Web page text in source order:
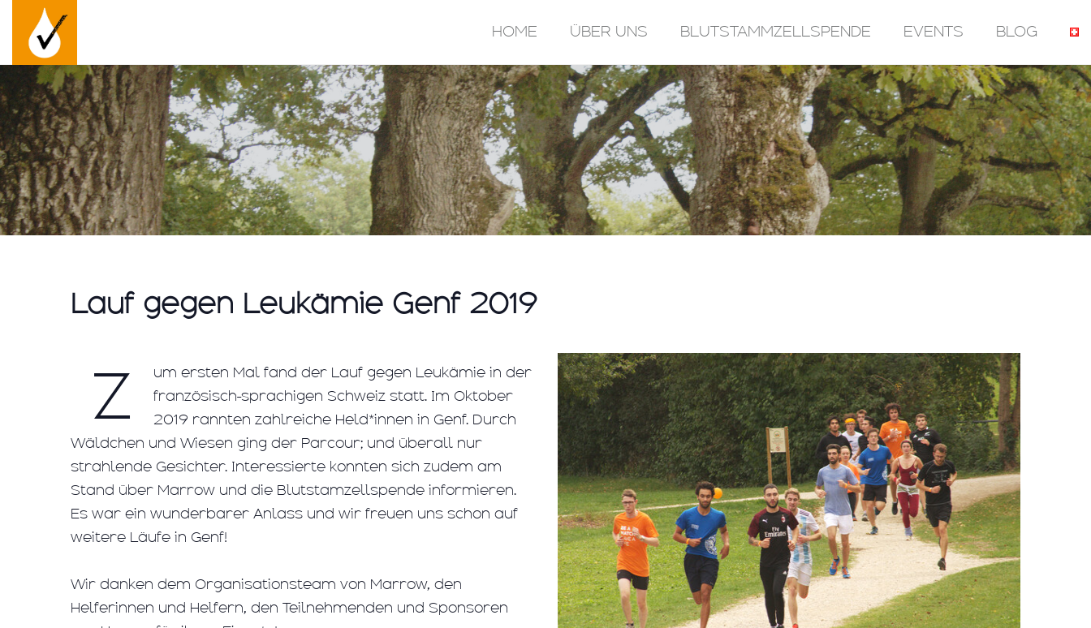
HOME ÜBER UNS BLUTSTAMMZELLSPENDE EVENTS BLOG
Lauf gegen Leukämie Genf 2019
Z
um ersten Mal fand der Lauf gegen Leukämie in der
französisch-sprachigen Schweiz statt. Im Oktober
2019 rannten zahlreiche Held*innen in Genf. Durch
Wäldchen und Wiesen ging der Parcour; und überall nur
strahlende Gesichter. Interessierte konnten sich zudem am
Stand über Marrow und die Blutstamzellspende informieren.
Es war ein wunderbarer Anlass und wir freuen uns schon auf
weitere Läufe in Genf!
Wir danken dem Organisationsteam von Marrow, den
Helferinnen und Helfern, den Teilnehmenden und Sponsoren